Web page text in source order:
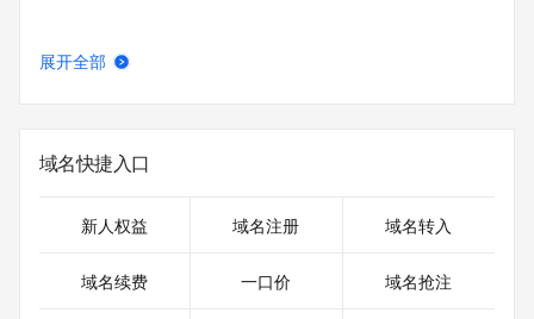
展开全部
域名快捷入口
新人权益 域名注册 域名转入
域名续费 一口价 域名抢注